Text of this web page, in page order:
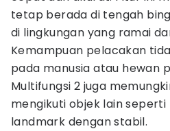
tetap berada di tengah
di lingkungan yang ramai
Kemampuan pelacakan
pada manusia atau hewan
Multifungsi 2 juga
mengikuti objek lain
landmark dengan stabil.